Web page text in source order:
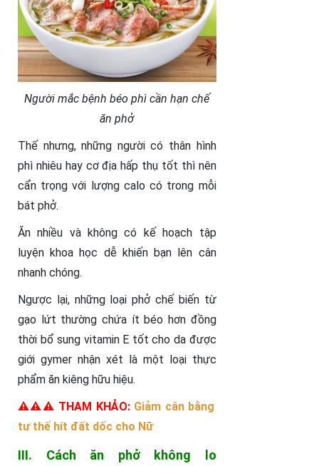
Người mắc bệnh béo phì cần hạn chế
ăn phở
Thế nhưng, những người có thân hình
phì nhiêu hay cơ địa hấp thụ tốt thì nên
cẩn trọng với lượng calo có trong mỗi
bát phở.
Ăn nhiều và không có kế hoạch tập
luyện khoa học dễ khiến bạn lên cân
nhanh chóng.
Ngược lại, những loại phở chế biến từ
gạo lứt thường chứa ít béo hơn đồng
thời bổ sung vitamin E tốt cho da được
giới gymer nhận xét là một loại thực
phẩm ăn kiêng hữu hiệu.
⚠️⚠️⚠️ THAM KHẢO: Giảm cân bằng
tư thế hít đất dốc cho Nữ
III. Cách ăn phở không lo